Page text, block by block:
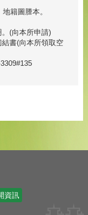
籍圖謄本。
(向本所申請)
書(向本所領取空
資訊